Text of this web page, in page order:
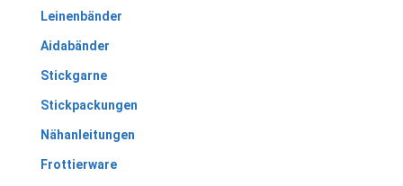
Leinenbänder
Aidabänder
Stickgarne
Stickpackungen
Nähanleitungen
Frottierware